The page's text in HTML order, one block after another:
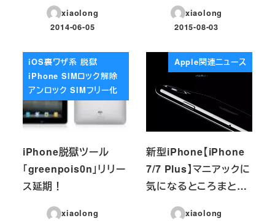
xiaolong
投稿日
2014-06-05
xiaolong
投稿日
2015-08-03
iOS裏ワザ系 脱獄
iPhone SIMロック解除
アンロック SIMフリー化
iPhone脱獄ツール
「greenpois0n」リリー
ス延期！
xiaolong
Apple関連ニュース
新型iPhone【iPhone
7/7 Plus】マニアックに
気になるところまと…
xiaolong